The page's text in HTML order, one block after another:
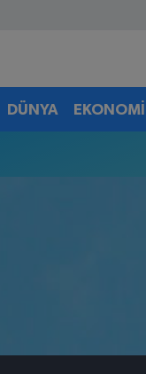
DÜNYA EKONOMİ